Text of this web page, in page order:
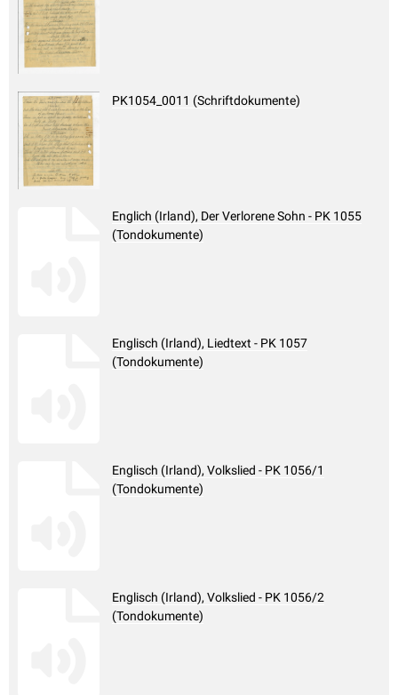
PK1054_0011 (Schriftdokumente)
Englich (Irland), Der Verlorene Sohn - PK 1055
(Tondokumente)
Englisch (Irland), Liedtext - PK 1057
(Tondokumente)
Englisch (Irland), Volkslied - PK 1056/1
(Tondokumente)
Englisch (Irland), Volkslied - PK 1056/2
(Tondokumente)